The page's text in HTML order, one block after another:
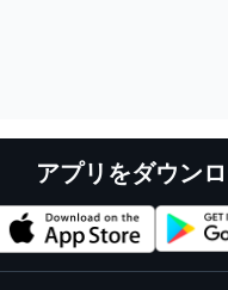
アプリをダウン